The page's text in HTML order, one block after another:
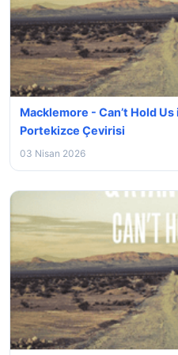
Macklemore - Can’t Hold
Portekizce Çevirisi
03 Nisan 2026